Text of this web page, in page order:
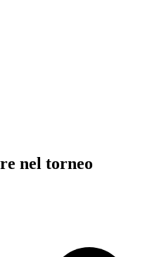
nel torneo